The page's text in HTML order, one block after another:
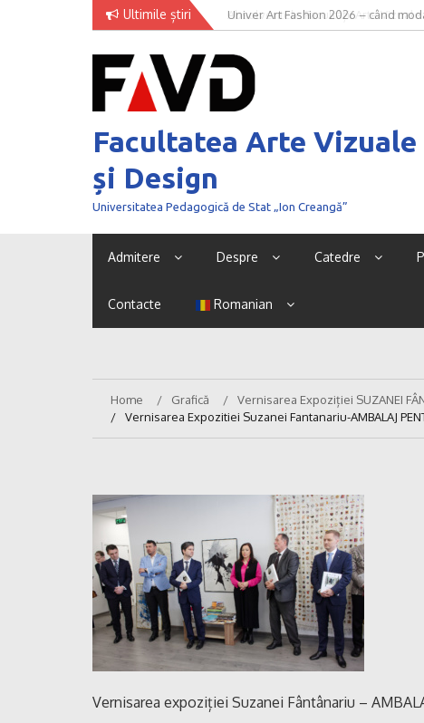
Ultimile știri
Univer Art Fashion 2026 – când
curaj de a fi văzut
Facultatea Arte Vizuale
și Design
Universitatea Pedagogică de Stat „Ion Creangă”
Admitere Despre Catedre
Contacte Romanian
Home Grafică
Vernisarea Expoziției SUZANEI
Vernisarea Expozitiei Suzanei Fantanariu-AMBALAJ
Vernisarea expoziției Suzanei Fântânariu –